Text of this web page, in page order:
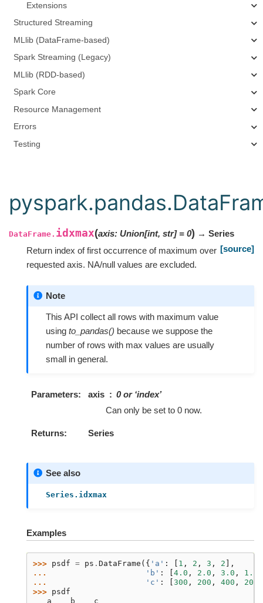
Extensions
Structured Streaming
MLlib (DataFrame-based)
Spark Streaming (Legacy)
MLlib (RDD-based)
Spark Core
Resource Management
Errors
Testing
DataFrame. idxmax(axis: Union[int, str] = 0) → Series
[source]
Return index of first occurrence of maximum over
requested axis. NA/null values are excluded.
Note
This API collect all rows with maximum value
using to_pandas() because we suppose the
number of rows with max values are usually
small in general.
Parameters axis
0 or ‘index’
Can only be set to 0 now.
Returns Series
See also
Series.idxmax
Examples
>>> psdf = ps . DataFrame ({ 'a' : 1 , 2 , 3 , 2 ],
...
'b' : 4.0 , 2.0 , 3.0 , 1.0
...
'c' : 300 , 200 , 400 , 200
>>> psdf
   a    b    c